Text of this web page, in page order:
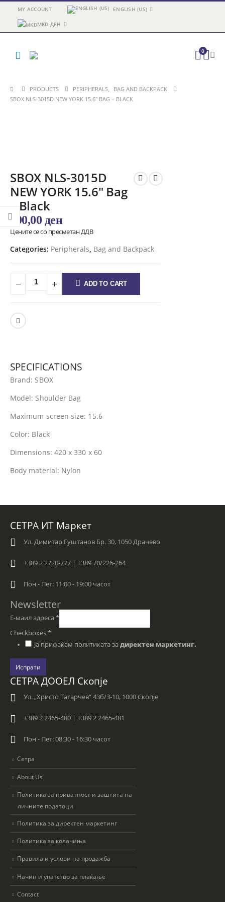
MY ACCOUNT ENGLISH (US)
MKD ДЕН
0
PRODUCTS PERIPHERALS,
BAG AND BACKPACK
SBOX NLS-3015D NEW YORK 15.6″ BAG – BLACK
SBOX NLS-3015D
NEW YORK 15.6″ Bag
– Black
790,00 ден
Цените се со пресметан ДДВ
Categories: Peripherals, Bag and Backpack
ADD TO CART
SPECIFICATIONS
Brand: SBOX
Model: Shoulder Bag
Maximum screen size: 15.6
Color: Black
Dimensions: 420 x 330 x 60
Body material: Nylon
СЕТРА ИТ Маркет
Ул. Димитар Гуштанов Бр. 30, 1050 Драчево
+389 2 2720-777 | +389 70/226-264
Пон - Пет: 11:00 - 19:00 часот
Newsletter
Е-маил адреса *
Checkboxes*
Ја прифаќам политиката за директен маркетинг.
Испрати
СЕТРА ДООЕЛ Скопје
Ул. „Христо Татарчев“ 43б/3-10, 1000 Скопје
+389 2 2465-480 | +389 2 2465-481
Пон - Пет: 08:30 - 16:30 часот
Сетра
About Us
Политика за приватност и заштита на
личните податоци
Политика за директен маркетинг
Политика за колачиња
Правила и услови на продажба
Начин и упатство за плаќање
Contact